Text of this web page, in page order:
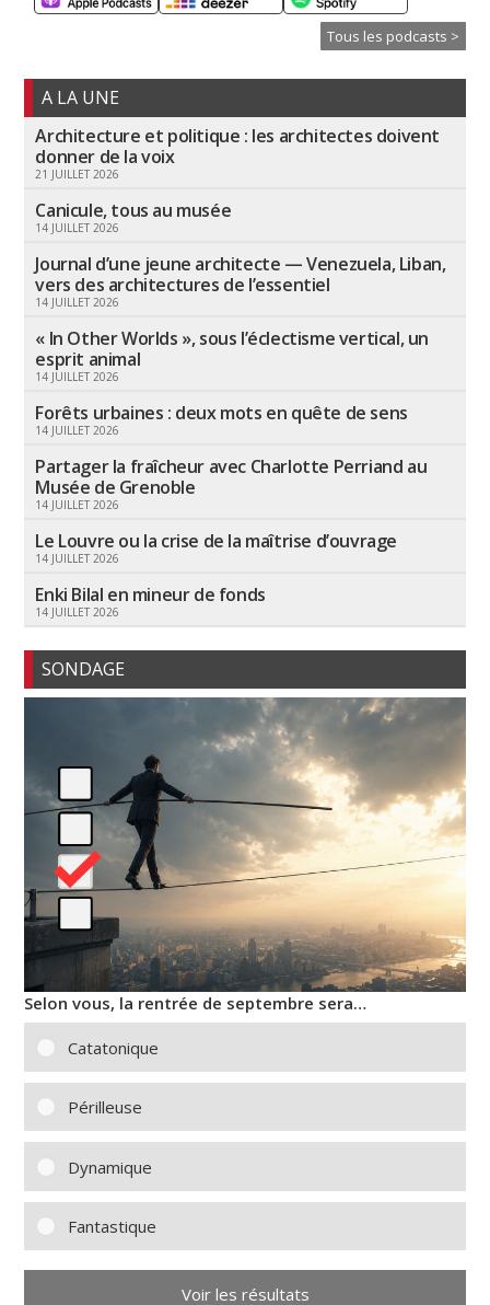
Tous les podcasts >
A LA UNE
Architecture et politique : les architectes doivent
donner de la voix
21 JUILLET 2026
Canicule, tous au musée
14 JUILLET 2026
Journal d’une jeune architecte — Venezuela, Liban,
vers des architectures de l’essentiel
14 JUILLET 2026
« In Other Worlds », sous l’éclectisme vertical, un
esprit animal
14 JUILLET 2026
Forêts urbaines : deux mots en quête de sens
14 JUILLET 2026
Partager la fraîcheur avec Charlotte Perriand au
Musée de Grenoble
14 JUILLET 2026
Le Louvre ou la crise de la maîtrise d’ouvrage
14 JUILLET 2026
Enki Bilal en mineur de fonds
14 JUILLET 2026
SONDAGE
Selon vous, la rentrée de septembre sera…
Catatonique
Périlleuse
Dynamique
Fantastique
Voir les résultats